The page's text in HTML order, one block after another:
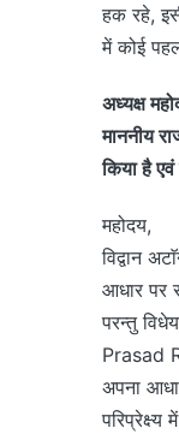
हक रहे,
में कोई
अध्यक्ष
माननीय
किया है एवं
महोदय,
विद्वान
आधार पर
परन्तु
Prasad
अपना
परिप्रेक्ष्य